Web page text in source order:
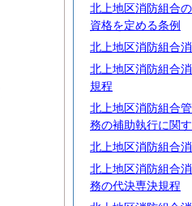
北上地区消防組合
資格を定める条例
北上地区消防組合
北上地区消防組合
規程
北上地区消防組合
務の補助執行に関
北上地区消防組合
北上地区消防組合
務の代決専決規程